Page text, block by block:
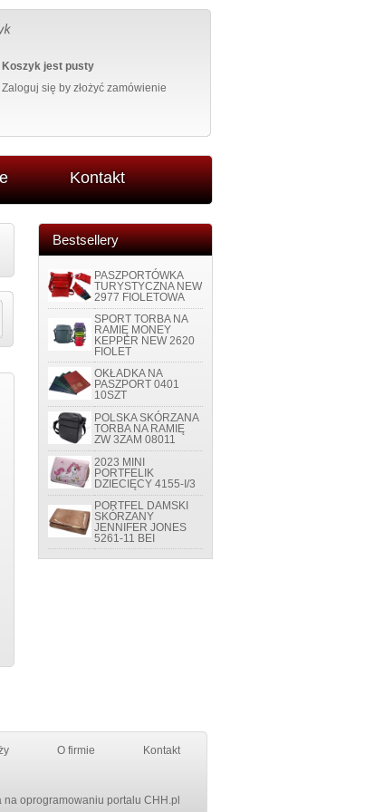
Koszyk jest pusty
Zaloguj się by złożyć zamówienie
Kontakt
Bestsellery
PASZPORTÓWKA
TURYSTYCZNA NEW
2977 FIOLETOWA
SPORT TORBA NA
RAMIĘ MONEY
KEPPER NEW 2620
FIOLET
OKŁADKA NA
PASZPORT 0401
10SZT
POLSKA SKÓRZANA
TORBA NA RAMIĘ
ZW 3ZAM 08011
2023 MINI
PORTFELIK
DZIECIĘCY 4155-I/3
PORTFEL DAMSKI
SKÓRZANY
JENNIFER JONES
5261-11 BEI
O firmie Kontakt
na oprogramowaniu portalu CHH.pl